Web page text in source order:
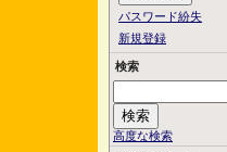
パスワード紛失
新規登録
検索
高度な検索